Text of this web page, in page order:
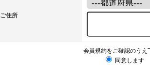
ご住所
会員規約をご確認のうえ
同意します